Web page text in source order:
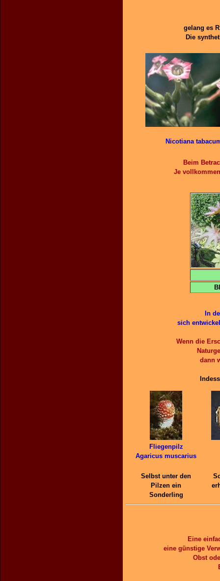
gelang es
Die
Nicotiana
Beim
Je
In
sich
Wenn die
dann
Fliegenpilz
Agaricus muscarius
Selbst unter den
Pilzen ein
Sonderling
Eine
eine günstige
Obst